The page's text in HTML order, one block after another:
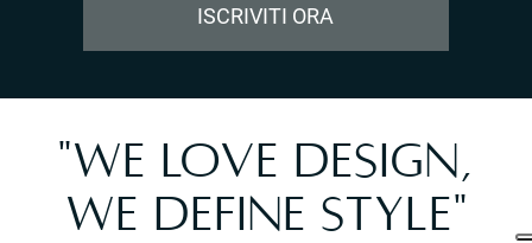
ISCRIVITI ORA
"WE LOVE DESIGN,
WE DEFINE STYLE"